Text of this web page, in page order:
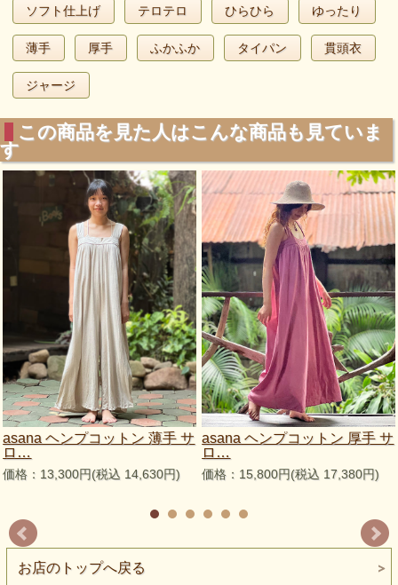
ソフト仕上げ テロテロ ひらひら ゆったり
薄手 厚手 ふかふか タイパン 貫頭衣
ジャージ
この商品を見た人はこんな商品も見ていま
す
asana ヘンプコットン 薄手 サ
ロ…
価格：13,300円(税込 14,630円)
asana ヘンプコットン 厚手 サ
ロ…
価格：15,800円(税込 17,380円)
お店のトップへ戻る